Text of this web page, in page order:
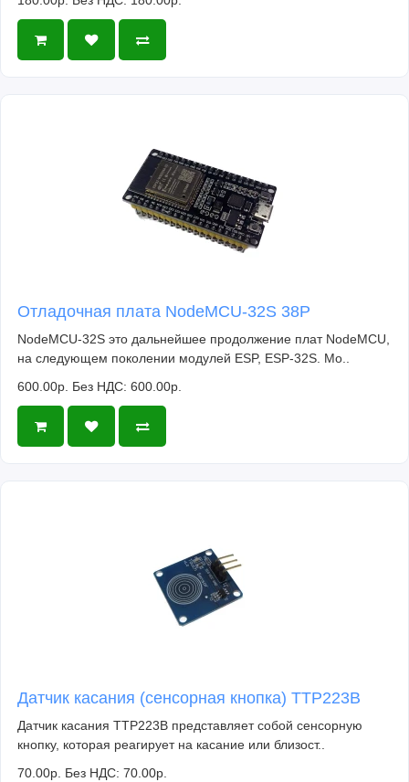
Отладочная плата NodeMCU-32S 38P
NodeMCU-32S это дальнейшее продолжение плат NodeMCU,
на следующем поколении модулей ESP, ESP-32S. Мо..
600.00р. Без НДС: 600.00р.
Датчик касания (сенсорная кнопка) TTP223B
Датчик касания TTP223B представляет собой сенсорную
кнопку, которая реагирует на касание или близост..
70.00р. Без НДС: 70.00р.